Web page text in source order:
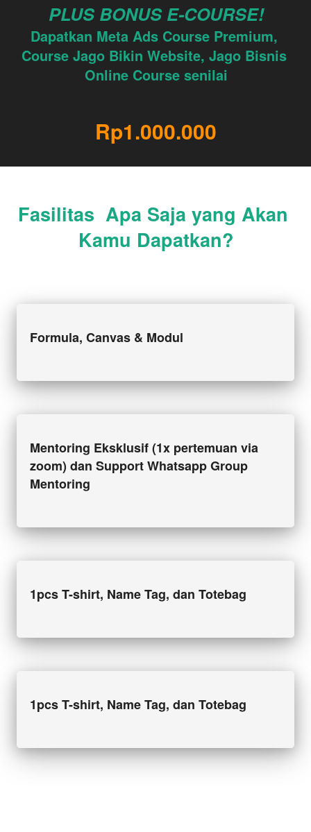
PLUS BONUS E-COURSE!
Dapatkan Meta Ads Course Premium,
Course Jago Bikin Website, Jago Bisnis
Online Course senilai
Rp1.000.000
Fasilitas  Apa Saja yang Akan
Kamu Dapatkan?
Formula, Canvas & Modul
Mentoring Eksklusif (1x pertemuan via
zoom) dan Support Whatsapp Group
Mentoring
1pcs T-shirt, Name Tag, dan Totebag
1pcs T-shirt, Name Tag, dan Totebag